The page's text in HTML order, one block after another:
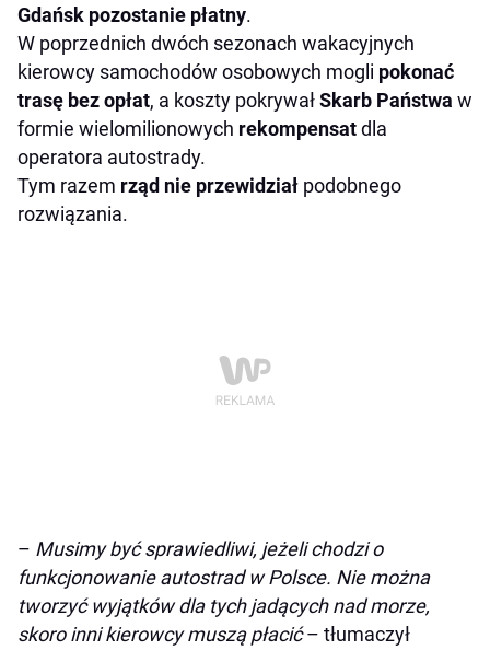
Gdańsk pozostanie płatny.
W poprzednich dwóch sezonach wakacyjnych
kierowcy samochodów osobowych mogli pokonać
trasę bez opłat, a koszty pokrywałSkarb Państwa w
formie wielomilionowych rekompensatdla
operatora autostrady.
Tym razem rząd nie przewidział podobnego
rozwiązania.
– Musimy być sprawiedliwi, jeżeli chodzi o
funkcjonowanie autostrad w Polsce. Nie można
tworzyć wyjątków dla tych jadących nad morze,
skoro inni kierowcy muszą płacić– tłumaczył